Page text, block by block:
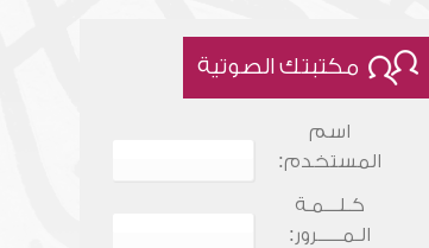
مكتبتك الصوتية
اسم
المستخدم:
كـلـــمـة
الـمـــــرور: